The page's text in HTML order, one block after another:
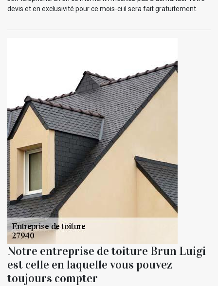
devis et en exclusivité pour ce mois-ci il sera fait gratuitement.
Notre entreprise de toiture Brun Luigi
est celle en laquelle vous pouvez
toujours compter